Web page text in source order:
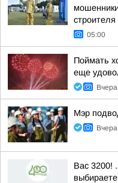
строителя
05:00
Поймать
еще
Мэр
Вас 3200!